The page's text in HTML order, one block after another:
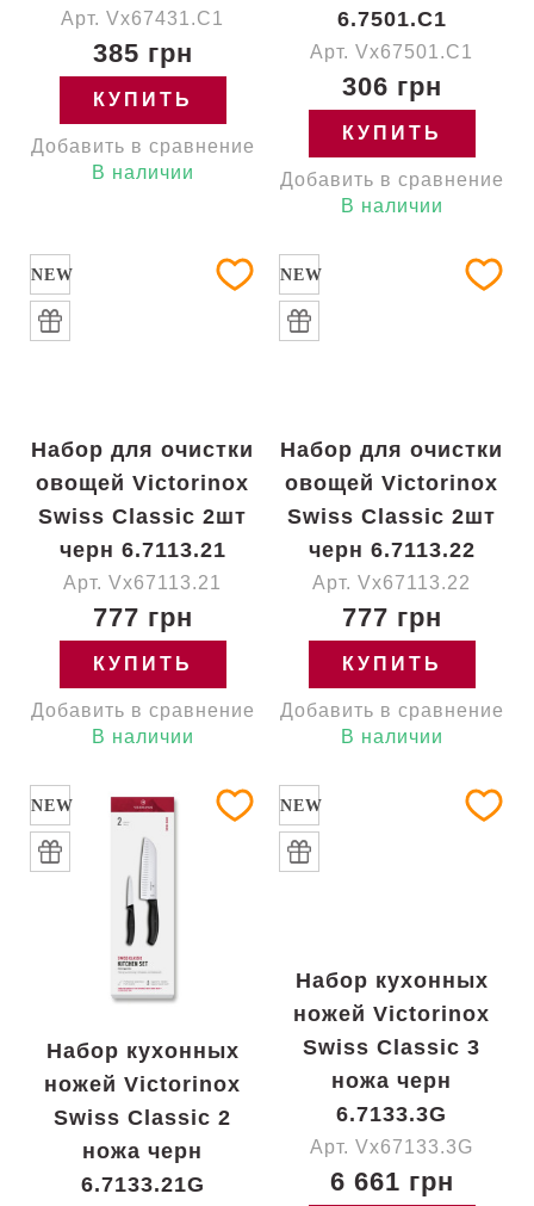
Арт. Vx67431.C1
385 грн
КУПИТЬ
Добавить в сравнение
В наличии
6.7501.C1
Арт. Vx67501.C1
306 грн
КУПИТЬ
Добавить в сравнение
В наличии
NEW
Набор для очистки
овощей Victorinox
Swiss Classic 2шт
черн 6.7113.21
Арт. Vx67113.21
777 грн
КУПИТЬ
Добавить в сравнение
В наличии
NEW
Набор для очистки
овощей Victorinox
Swiss Classic 2шт
черн 6.7113.22
Арт. Vx67113.22
777 грн
КУПИТЬ
Добавить в сравнение
В наличии
NEW
Набор кухонных
ножей Victorinox
Swiss Classic 2
ножа черн
6.7133.21G
NEW
Набор кухонных
ножей Victorinox
Swiss Classic 3
ножа черн
6.7133.3G
Арт. Vx67133.3G
6 661 грн